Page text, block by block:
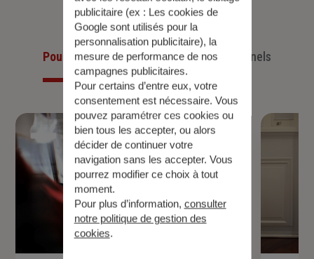
Pour les particuliersPour les professionnels
publicitaire (ex : Les cookies de
Google sont utilisés pour la
personnalisation publicitaire), la
mesure de performance de nos
campagnes publicitaires.
Pour certains d’entre eux, votre
consentement est nécessaire. Vous
pouvez paramétrer ces cookies ou
bien tous les accepter, ou alors
décider de continuer votre
navigation sans les accepter. Vous
pourrez modifier ce choix à tout
moment.
Pour plus d’information, consulter
notre politique de gestion des
cookies.